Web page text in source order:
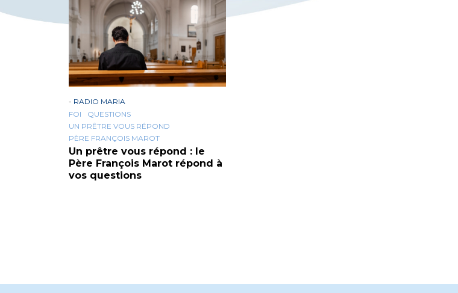
- RADIO MARIA
FOI
QUESTIONS
UN PRÊTRE VOUS RÉPOND
PÈRE FRANÇOIS MAROT
Un prêtre vous répond : le
Père François Marot répond à
vos questions